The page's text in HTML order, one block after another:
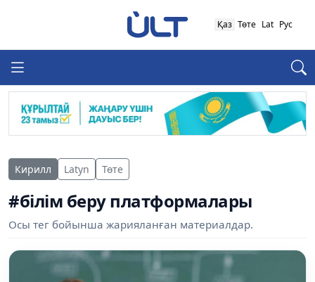
Қаз Төте Lat Рус
Кирилл Latyn Төте
#білім беру платформалары
Осы тег бойынша жарияланған материалдар.